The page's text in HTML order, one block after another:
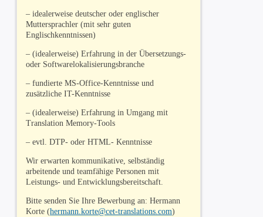
– idealerweise deutscher oder englischer
Muttersprachler (mit sehr guten
Englischkenntnissen)
– (idealerweise) Erfahrung in der Übersetzungs-
oder Softwarelokalisierungsbranche
– fundierte MS-Office-Kenntnisse und
zusätzliche IT-Kenntnisse
– (idealerweise) Erfahrung in Umgang mit
Translation Memory-Tools
– evtl. DTP- oder HTML- Kenntnisse
Wir erwarten kommunikative, selbständig
arbeitende und teamfähige Personen mit
Leistungs- und Entwicklungsbereitschaft.
Bitte senden Sie Ihre Bewerbung an: Hermann
Korte (hermann.korte@cet-translations.com)